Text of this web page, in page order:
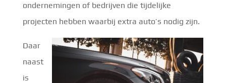
ondernemingen of bedrijven die tijdelijke
projecten hebben waarbij extra auto’s nodig zijn.
Daar
naast
is